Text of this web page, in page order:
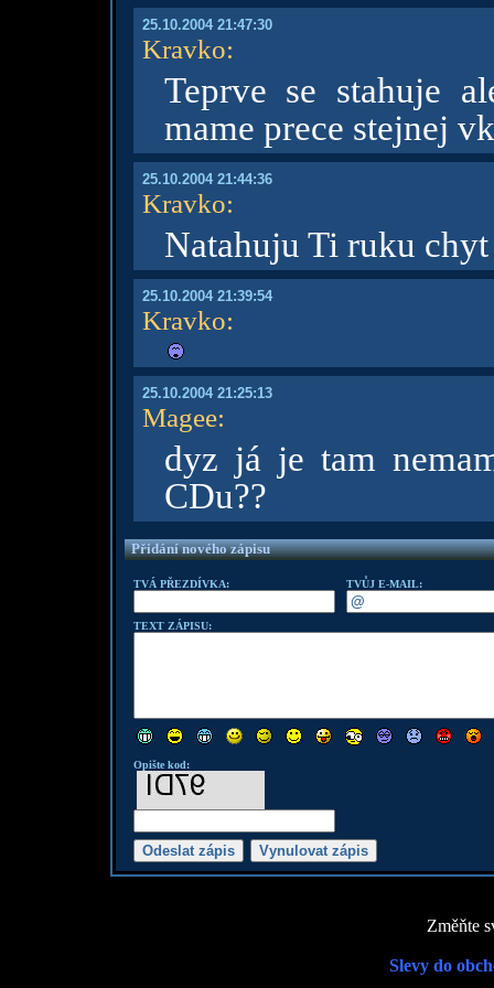
25.10.2004 21:47:30
Kravko:
Teprve se stahuje
mame prece stejnej
25.10.2004 21:44:36
Kravko:
Natahuju Ti ruku
25.10.2004 21:39:54
Kravko:
25.10.2004 21:25:13
Magee:
dyz já je tam
CDu??
Přidání nového zápisu
TVÁ PŘEZDÍVKA: TVŮJ E-MAIL:
TEXT ZÁPISU:
Opište kod:
Změňte
Slevy do